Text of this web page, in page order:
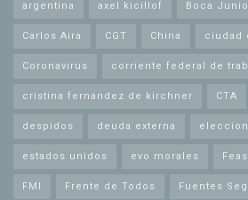
argentina axel kicillof Boca
Carlos Aira CGT China ciudad
Coronavirus corriente federal de
cristina fernandez de kirchner CTA
despidos deuda externa
estados unidos evo morales
FMI Frente de Todos Fuentes